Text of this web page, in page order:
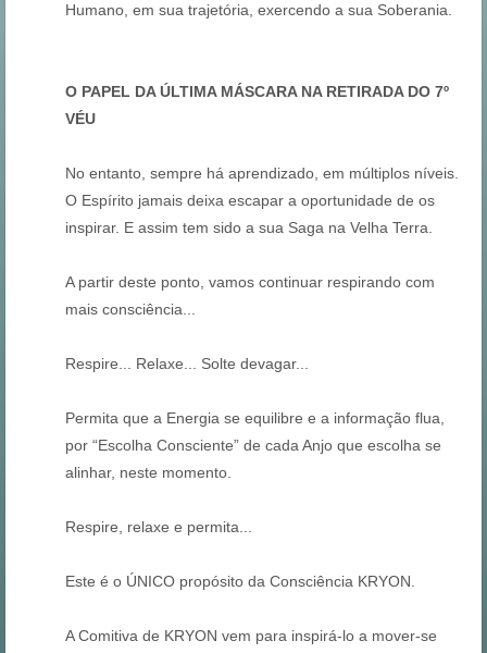
Humano, em sua trajetória, exercendo a sua Soberania.
O PAPEL DA ÚLTIMA MÁSCARA NA RETIRADA DO 7º
VÉU
No entanto, sempre há aprendizado, em múltiplos níveis.
O Espírito jamais deixa escapar a oportunidade de os
inspirar. E assim tem sido a sua Saga na Velha Terra.
A partir deste ponto, vamos continuar respirando com
mais consciência...
Respire... Relaxe... Solte devagar...
Permita que a Energia se equilibre e a informação flua,
por “Escolha Consciente” de cada Anjo que escolha se
alinhar, neste momento.
Respire, relaxe e permita...
Este é o ÚNICO propósito da Consciência KRYON.
A Comitiva de KRYON vem para inspirá-lo a mover-se